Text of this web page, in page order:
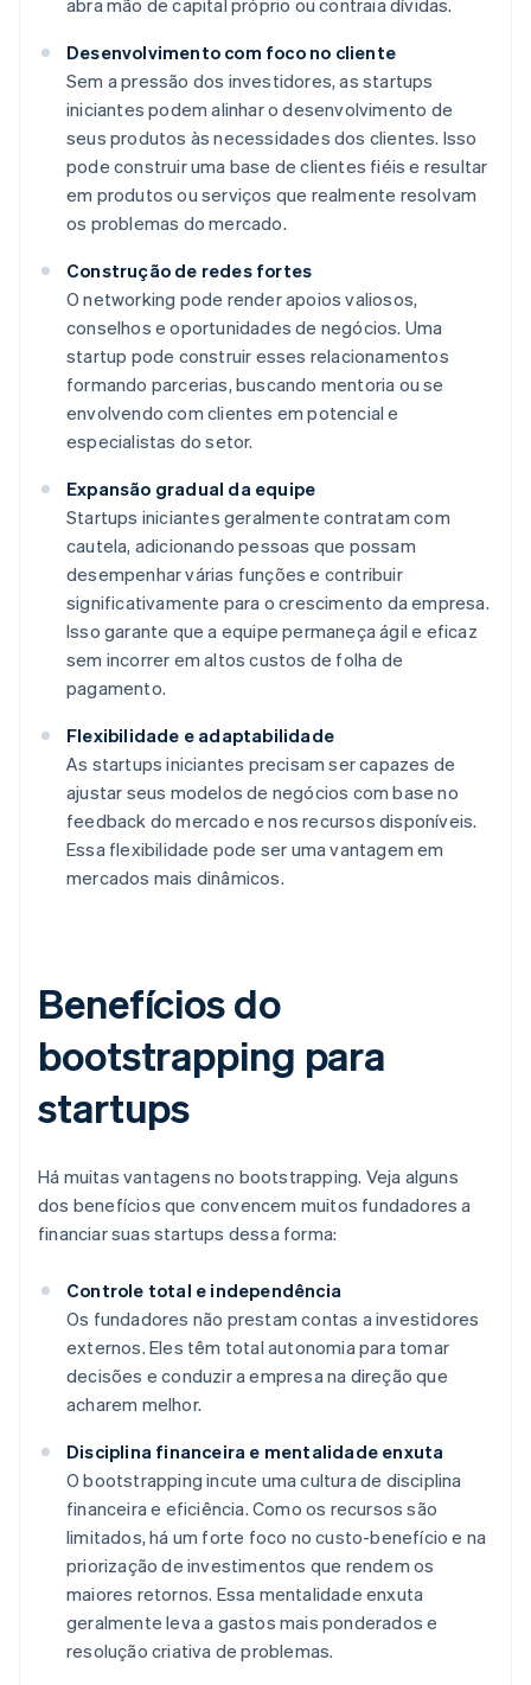
abra mão de capital próprio ou contraia dívidas.
Desenvolvimento com foco no cliente
Sem a pressão dos investidores, as startups
iniciantes podem alinhar o desenvolvimento de
seus produtos às necessidades dos clientes. Isso
pode construir uma base de clientes fiéis e resultar
em produtos ou serviços que realmente resolvam
os problemas do mercado.
Construção de redes fortes
O networking pode render apoios valiosos,
conselhos e oportunidades de negócios. Uma
startup pode construir esses relacionamentos
formando parcerias, buscando mentoria ou se
envolvendo com clientes em potencial e
especialistas do setor.
Expansão gradual da equipe
Startups iniciantes geralmente contratam com
cautela, adicionando pessoas que possam
desempenhar várias funções e contribuir
significativamente para o crescimento da empresa.
Isso garante que a equipe permaneça ágil e eficaz
sem incorrer em altos custos de folha de
pagamento.
Flexibilidade e adaptabilidade
As startups iniciantes precisam ser capazes de
ajustar seus modelos de negócios com base no
feedback do mercado e nos recursos disponíveis.
Essa flexibilidade pode ser uma vantagem em
mercados mais dinâmicos.
Benefícios do
bootstrapping para
startups
Há muitas vantagens no bootstrapping. Veja alguns
dos benefícios que convencem muitos fundadores a
financiar suas startups dessa forma:
Controle total e independência
Os fundadores não prestam contas a investidores
externos. Eles têm total autonomia para tomar
decisões e conduzir a empresa na direção que
acharem melhor.
Disciplina financeira e mentalidade enxuta
O bootstrapping incute uma cultura de disciplina
financeira e eficiência. Como os recursos são
limitados, há um forte foco no custo-benefício e na
priorização de investimentos que rendem os
maiores retornos. Essa mentalidade enxuta
geralmente leva a gastos mais ponderados e
resolução criativa de problemas.